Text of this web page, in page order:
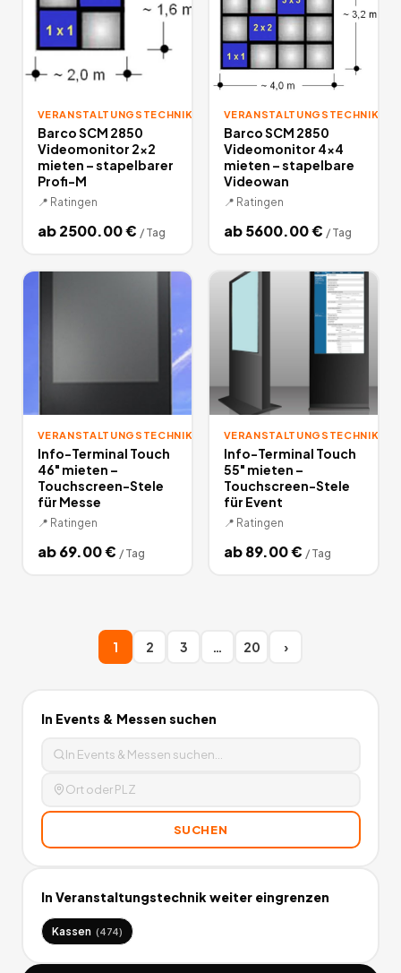
VERANSTALTUNGSTECHNIK
Barco SCM 2850
Videomonitor 2x2
mieten – stapelbarer
Profi-M
📍 Ratingen
ab2500.00€ / Tag
VERANSTALTUNGSTECHNIK
Barco SCM 2850
Videomonitor 4x4
mieten – stapelbare
Videowan
📍 Ratingen
ab5600.00€ / Tag
VERANSTALTUNGSTECHNIK
Info-Terminal Touch
46" mieten –
Touchscreen-Stele
für Messe
📍 Ratingen
ab69.00€ / Tag
VERANSTALTUNGSTECHNIK
Info-Terminal Touch
55" mieten –
Touchscreen-Stele
für Event
📍 Ratingen
ab89.00€ / Tag
1 2 3 … 20 ›
In Events & Messen suchen
SUCHEN
In Veranstaltungstechnik weiter eingrenzen
Kassen (474)